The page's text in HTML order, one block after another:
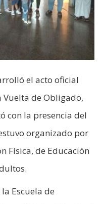
el acto oficial
de Obligado,
con la presencia del
organizado por
Física, de Educación
Escuela de